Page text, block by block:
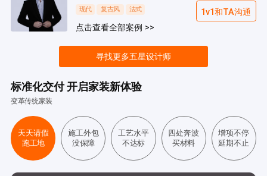
现代 复古风 法式
点击查看全部案例 >>
1v1和TA沟通
寻找更多五星设计师
标准化交付 开启家装新体验
变革传统家装
天天请假
跑工地
施工外包
没保障
工艺水平
不达标
四处奔波
买材料
增项不停
延期不止